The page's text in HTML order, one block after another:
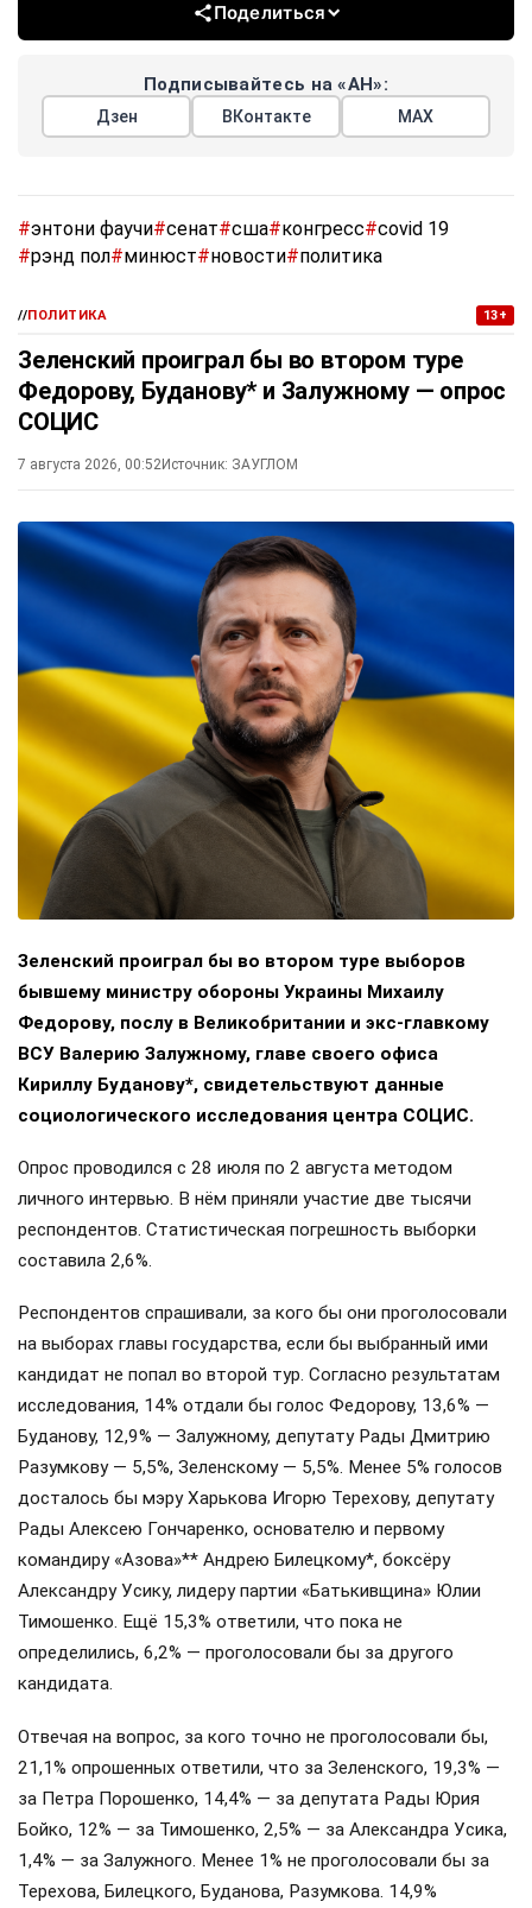
Поделиться
Подписывайтесь на «АН»:
Дзен ВКонтакте МАХ
#энтони фаучи#сенат#сша#конгресс#covid 19
#рэнд пол#минюст#новости#политика
//ПОЛИТИКА 13+
Зеленский проиграл бы во втором туре
Федорову, Буданову* и Залужному — опрос
СОЦИС
7 августа 2026, 00:52Источник: ЗАУГЛОМ
Зеленский проиграл бы во втором туре выборов
бывшему министру обороны Украины Михаилу
Федорову, послу в Великобритании и экс-главкому
ВСУ Валерию Залужному, главе своего офиса
Кириллу Буданову*, свидетельствуют данные
социологического исследования центра СОЦИС.
Опрос проводился с 28 июля по 2 августа методом
личного интервью. В нём приняли участие две тысячи
респондентов. Статистическая погрешность выборки
составила 2,6%.
Респондентов спрашивали, за кого бы они проголосовали
на выборах главы государства, если бы выбранный ими
кандидат не попал во второй тур. Согласно результатам
исследования, 14% отдали бы голос Федорову, 13,6% —
Буданову, 12,9% — Залужному, депутату Рады Дмитрию
Разумкову — 5,5%, Зеленскому — 5,5%. Менее 5% голосов
досталось бы мэру Харькова Игорю Терехову, депутату
Рады Алексею Гончаренко, основателю и первому
командиру «Азова»** Андрею Билецкому*, боксёру
Александру Усику, лидеру партии «Батькивщина» Юлии
Тимошенко. Ещё 15,3% ответили, что пока не
определились, 6,2% — проголосовали бы за другого
кандидата.
Отвечая на вопрос, за кого точно не проголосовали бы,
21,1% опрошенных ответили, что за Зеленского, 19,3% —
за Петра Порошенко, 14,4% — за депутата Рады Юрия
Бойко, 12% — за Тимошенко, 2,5% — за Александра Усика,
1,4% — за Залужного. Менее 1% не проголосовали бы за
Терехова, Билецкого, Буданова, Разумкова. 14,9%